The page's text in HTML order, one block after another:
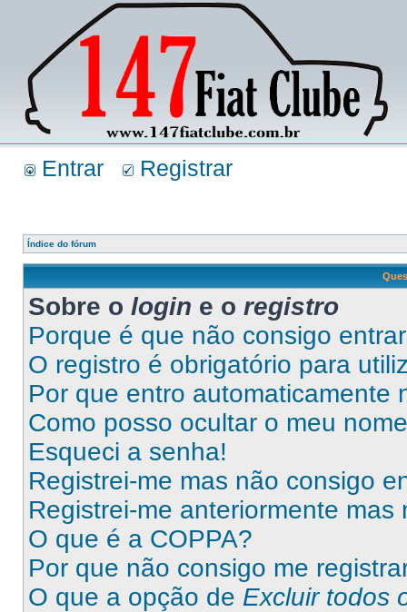
Entrar Registrar
Índice do fórum
Sobre o login e o registro
Porque é que não consigo
O registro é obrigatório para
Por que entro automaticamente
Como posso ocultar o meu
Esqueci a senha!
Registrei-me mas não consigo
Registrei-me anteriormente
O que é a COPPA?
Por que não consigo me
O que a opção de Excluir todos